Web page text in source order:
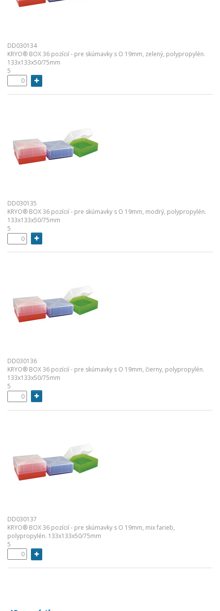
DD030134
KRYO® BOX 36 pozícií - pre skúmavky s O 19mm, zelený, polypropylén.
133x133x50/75mm
5
DD030135
KRYO® BOX 36 pozícií - pre skúmavky s O 19mm, modrý, polypropylén.
133x133x50/75mm
5
DD030136
KRYO® BOX 36 pozícií - pre skúmavky s O 19mm, čierny, polypropylén.
133x133x50/75mm
5
DD030137
KRYO® BOX 36 pozícií - pre skúmavky s O 19mm, mix farieb,
polypropylén. 133x133x50/75mm
5